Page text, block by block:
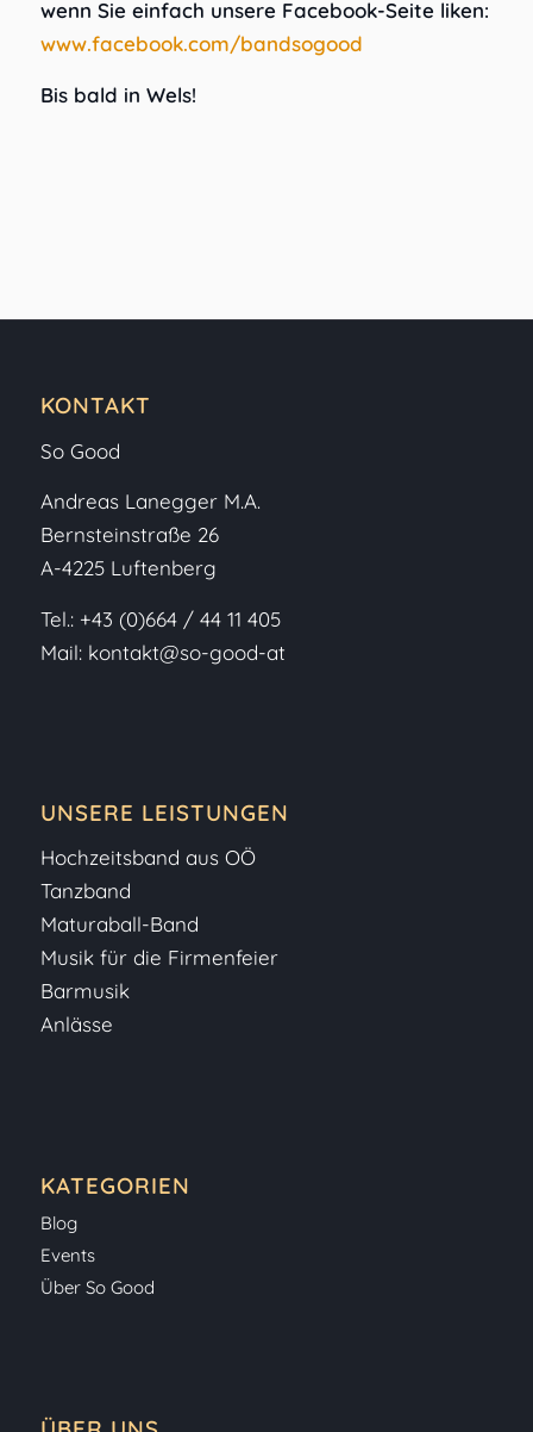
wenn Sie einfach unsere Facebook-Seite liken:
www.facebook.com/bandsogood
Bis bald in Wels!
KONTAKT
So Good
Andreas Lanegger M.A.
Bernsteinstraße 26
A-4225 Luftenberg
Tel.: +43 (0)664 / 44 11 405
Mail: kontakt@so-good-at
UNSERE LEISTUNGEN
Hochzeitsband aus OÖ
Tanzband
Maturaball-Band
Musik für die Firmenfeier
Barmusik
Anlässe
KATEGORIEN
Blog
Events
Über So Good